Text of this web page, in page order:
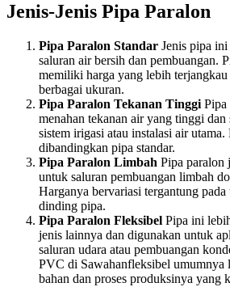
Jenis-Jenis Pipa Paralon
Pipa Paralon Standar Jenis pipa
saluran air bersih dan pembuangan.
memiliki harga yang lebih terjangkau
berbagai ukuran.
Pipa Paralon Tekanan Tinggi Pipa
menahan tekanan air yang tinggi
sistem irigasi atau instalasi air
dibandingkan pipa standar.
Pipa Paralon Limbah Pipa paralon
untuk saluran pembuangan limbah
Harganya bervariasi tergantung
dinding pipa.
Pipa Paralon Fleksibel Pipa ini
jenis lainnya dan digunakan untuk
saluran udara atau pembuangan
PVC di Sawahanfleksibel umumnya
bahan dan proses produksinya yang